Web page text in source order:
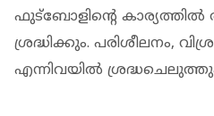
ഫുട്‌ബോളിന്റെ
ശ്രദ്ധിക്കും. പരിശീലനം,
എന്നിവയില്‍